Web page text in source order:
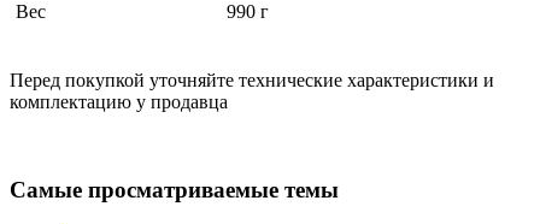
Вес
990 г
Перед покупкой уточняйте технические характеристики и
комплектацию у продавца
Самые просматриваемые темы